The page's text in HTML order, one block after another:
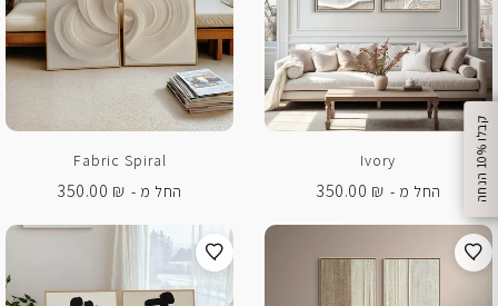
ק
ב
ל
ו
1
0
%
ה
נ
ח
ה
Ivory
החל מ -
350.00 ₪
Fabric Spiral
החל מ -
350.00 ₪